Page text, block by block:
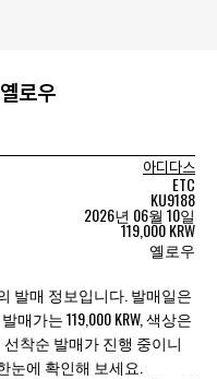
로우
아디다스
ETC
KU9188
2026년 06월 10일
119,000 KRW
옐로우
발매 정보입니다. 발매일은
매가는 119,000 KRW, 색상은
착순 발매가 진행 중이니
눈에 확인해 보세요.